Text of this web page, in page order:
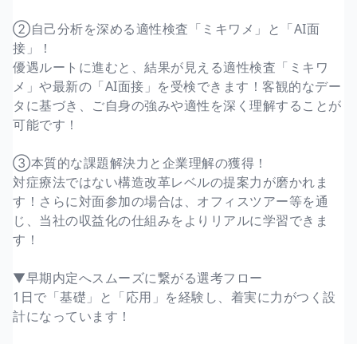
②自己分析を深める適性検査「ミキワメ」と「AI面
接」！
優遇ルートに進むと、結果が見える適性検査「ミキワ
メ」や最新の「AI面接」を受検できます！客観的なデー
タに基づき、ご自身の強みや適性を深く理解することが
可能です！
③本質的な課題解決力と企業理解の獲得！
対症療法ではない構造改革レベルの提案力が磨かれま
す！さらに対面参加の場合は、オフィスツアー等を通
じ、当社の収益化の仕組みをよりリアルに学習できま
す！
▼早期内定へスムーズに繋がる選考フロー
1日で「基礎」と「応用」を経験し、着実に力がつく設
計になっています！